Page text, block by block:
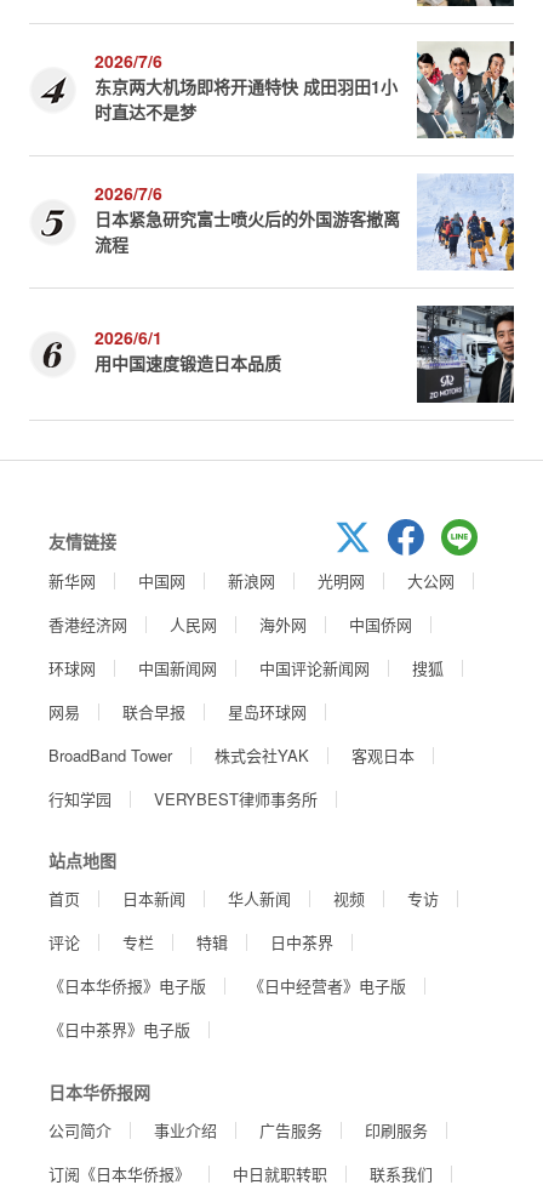
2026/7/6
东京两大机场即将开通特快 成田羽田1小
时直达不是梦
2026/7/6
日本紧急研究富士喷火后的外国游客撤离
流程
2026/6/1
用中国速度锻造日本品质
友情链接
新华网 中国网 新浪网 光明网
大公网
香港经济网
人民网 海外网
中国侨网
环球网
中国新闻网 中国评论新闻网
搜狐
网易
联合早报
星岛环球网
BroadBand Tower
株式会社YAK
客观日本
行知学园
VERYBEST律师事务所
站点地图
首页 日本新闻 华人新闻 视频
专访
评论
专栏 特辑
日中茶界
《日本华侨报》电子版
《日中经营者》电子版
《日中茶界》电子版
日本华侨报网
公司简介 事业介绍 广告服务
印刷服务
订阅《日本华侨报》
中日就职转职 联系我们